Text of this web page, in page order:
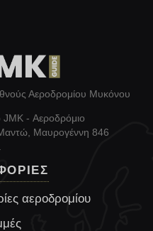
Αεροδρομίου Μυκόνου
JMK - Αεροδρόμιο
Μαυρογέννη 846
αεροδρομίου